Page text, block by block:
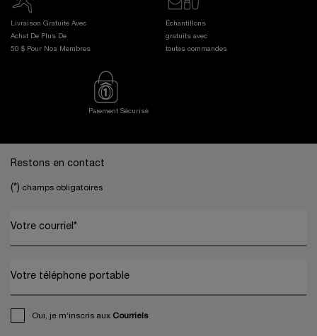
Livraison Gratuite Avec
Achat De Plus De
50 $ Pour Nos Membres
Échantillons
gratuits avec
toutes commandes
Paiement Sécurisé
Restons en contact
(*) champs obligatoires
Votre courriel *
Votre téléphone portable
Oui, je m’inscris aux Courriels